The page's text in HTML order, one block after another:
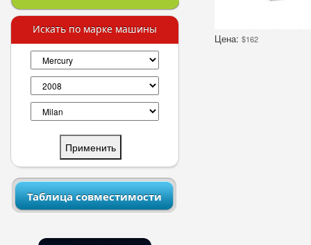
Искать по марке машины
Таблица совместимости
Цена: $162